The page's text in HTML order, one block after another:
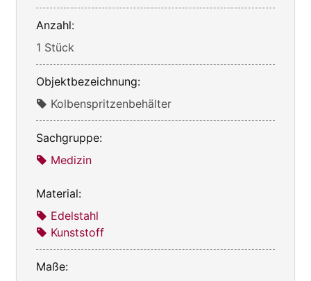
Anzahl:
1 Stück
Objektbezeichnung:
Kolbenspritzenbehälter
Sachgruppe:
Medizin
Material:
Edelstahl
Kunststoff
Maße: